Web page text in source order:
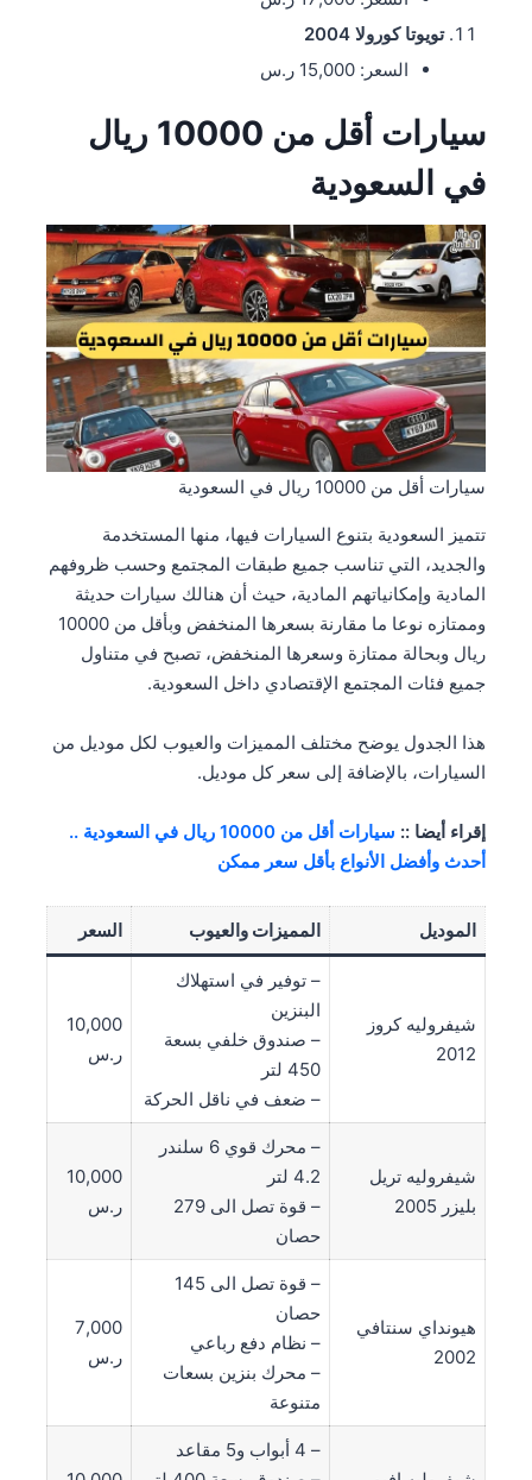
تويوتا كورولا 2004
السعر: 15,000 ر.س
سيارات أقل من 10000 ريال
في السعودية
سيارات أقل من 10000 ريال في السعودية
تتميز السعودية بتنوع السيارات فيها، منها المستخدمة
والجديد، التي تناسب جميع طبقات المجتمع وحسب ظروفهم
المادية وإمكانياتهم المادية، حيث أن هنالك سيارات حديثة
وممتازه نوعا ما مقارنة بسعرها المنخفض وبأقل من 10000
ريال وبحالة ممتازة وسعرها المنخفض، تصبح في متناول
جميع فئات المجتمع الإقتصادي داخل السعودية.
هذا الجدول يوضح مختلف المميزات والعيوب لكل موديل من
السيارات، بالإضافة إلى سعر كل موديل.
إقراء أيضا ::
سيارات أقل من 10000 ريال في السعودية ..
أحدث وأفضل الأنواع بأقل سعر ممكن
الموديل المميزات والعيوب السعر
شيفروليه كروز
2012
– توفير في استهلاك
البنزين
– صندوق خلفي بسعة
450 لتر
– ضعف في ناقل الحركة
10,000
ر.س
شيفروليه تريل
بليزر 2005
– محرك قوي 6 سلندر
4.2 لتر
– قوة تصل الى 279
حصان
10,000
ر.س
هيونداي سنتافي
2002
– قوة تصل الى 145
حصان
– نظام دفع رباعي
– محرك بنزين بسعات
متنوعة
7,000
ر.س
– 4 أبواب و5 مقاعد